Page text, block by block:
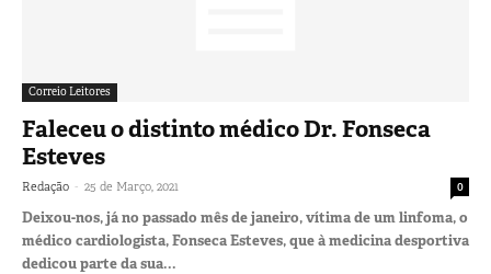
Correio Leitores
Faleceu o distinto médico Dr. Fonseca
Esteves
Redação - 25 de Março, 2021 0
Deixou-nos, já no passado mês de janeiro, vítima de um linfoma, o
médico cardiologista, Fonseca Esteves, que à medicina desportiva
dedicou parte da sua...